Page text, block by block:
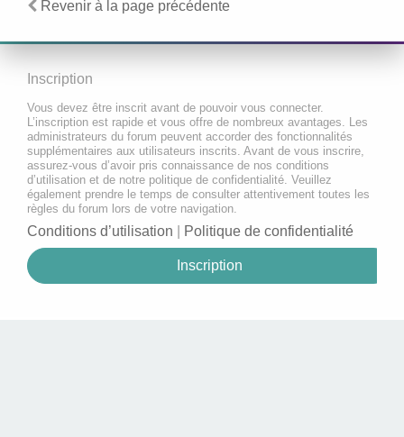
Revenir à la page précédente
Inscription
Vous devez être inscrit avant de pouvoir vous connecter.
L’inscription est rapide et vous offre de nombreux avantages. Les
administrateurs du forum peuvent accorder des fonctionnalités
supplémentaires aux utilisateurs inscrits. Avant de vous inscrire,
assurez-vous d’avoir pris connaissance de nos conditions
d’utilisation et de notre politique de confidentialité. Veuillez
également prendre le temps de consulter attentivement toutes les
règles du forum lors de votre navigation.
Conditions d’utilisation Politique de confidentialité
Inscription